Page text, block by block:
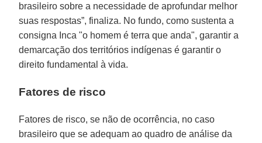
brasileiro sobre a necessidade de aprofundar melhor
suas respostas”, finaliza. No fundo, como sustenta a
consigna Inca "o homem é terra que anda", garantir a
demarcação dos territórios indígenas é garantir o
direito fundamental à vida.
Fatores de risco
Fatores de risco, se não de ocorrência, no caso
brasileiro que se adequam ao quadro de análise da